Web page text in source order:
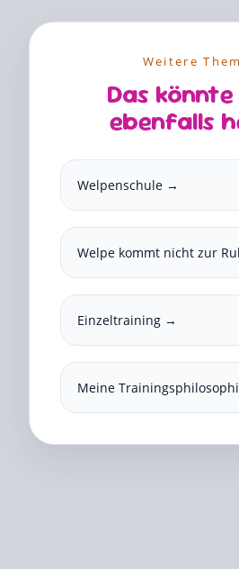
Weitere
Das
ebenfalls
Welpenschule →
Welpe kommt nicht zur
Einzeltraining →
Meine